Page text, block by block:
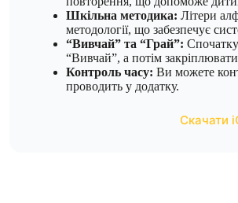
Шкільна методика: Літери
методології, що забезпечує
“Вивчай” та “Грай”:
“Вивчай”, а потім
Контроль часу: Ви можете
проводить у додатку.
Скачати